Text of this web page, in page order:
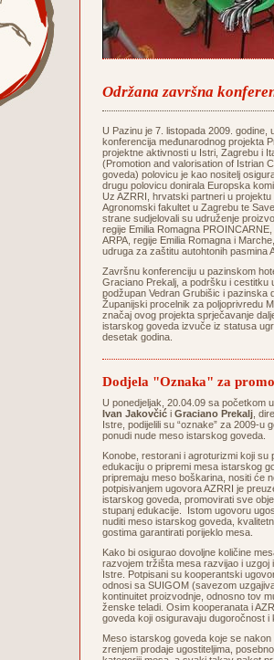
Održana završna
U Pazinu je 7. listopada 2009.
konferencija međunarodnog projekta
projektne aktivnosti u Istri, Zagrebu i
(Promotion and valorisation of Istrian
goveda) polovicu je kao nositelj
drugu polovicu donirala Europska
Uz AZRRI, hrvatski partneri u
Agronomski fakultet u Zagrebu te
strane sudjelovali su udruženje
regije Emilia Romagna
ARPA, regije Emilia Romagna i
udruga za zaštitu autohtonih pasmina
Završnu konferenciju u pazinskom
Graciano Prekalj, a podršku i cestitku
podžupan Vedran Grubišic i pazinska
Županijski procelnik za poljoprivredu
značaj ovog projekta sprječavanje
istarskog goveda izvuče iz statusa
desetak godina.
Dodjela "Oznaka" za
U ponedjeljak, 20.04.09 sa početkom
Ivan Jakovčić i Graciano Prekalj ,
Istre, podijelili su “oznake” za 2009-u
ponudi nude meso istarskog goveda.
Konobe, restorani i agroturizmi koji
edukaciju o pripremi mesa istarskog
pripremaju meso boškarina, nositi će
potpisivanjem ugovora AZRRI je
istarskog goveda, promovirati sve
stupanj edukacije. Istom ugovoru
nuditi meso istarskog goveda,
gostima garantirati porijeklo mesa.
Kako bi osigurao dovoljne količine
razvojem tržišta mesa razvijao i
Istre. Potpisani su kooperantski
odnosi sa SUIGOM (savezom
kontinuitet proizvodnje, odnosno tov
ženske teladi. Osim kooperanata i
goveda koji osiguravaju
Meso istarskog goveda koje se
zrenjem prodaje ugostiteljima,